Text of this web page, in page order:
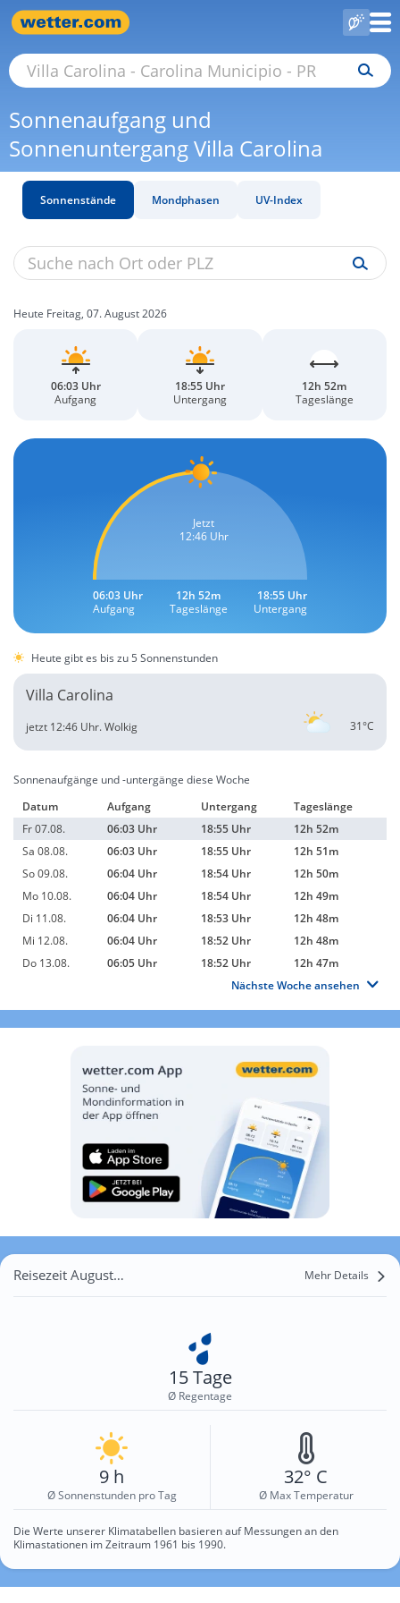
Sonnenaufgang und
Sonnenuntergang Villa Carolina
Sonnenstände Mondphasen UV-Index
Heute Freitag, 07. August 2026
06:03 Uhr
Aufgang
18:55 Uhr
Untergang
12h 52m
Tageslänge
Jetzt
12:46 Uhr
06:03 Uhr
Aufgang
12h 52m
Tageslänge
18:55 Uhr
Untergang
Heute gibt es bis zu 5 Sonnenstunden
Villa Carolina
31°C
jetzt 12:46 Uhr.Wolkig
Sonnenaufgänge und -untergänge diese Woche
Datum
Aufgang Untergang
Tageslänge
Fr 07.08.
06:03 Uhr 18:55 Uhr
12h 52m
Sa 08.08.
06:03 Uhr 18:55 Uhr
12h 51m
So 09.08.
06:04 Uhr 18:54 Uhr
12h 50m
Mo 10.08.
06:04 Uhr 18:54 Uhr
12h 49m
Di 11.08.
06:04 Uhr 18:53 Uhr
12h 48m
Mi 12.08.
06:04 Uhr 18:52 Uhr
12h 48m
Do 13.08.
06:05 Uhr 18:52 Uhr
12h 47m
Nächste Woche ansehen
Reisezeit August für Villa Carolina Mehr Details
15 Tage
Ø Regentage
9 h
Ø Sonnenstunden pro Tag
32° C
Ø Max Temperatur
Die Werte unserer Klimatabellen basieren auf Messungen an den
Klimastationen im Zeitraum 1961 bis 1990.